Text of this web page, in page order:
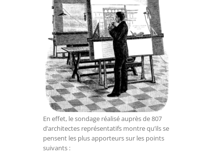
En effet, le sondage réalisé auprès de 807
d’architectes représentatifs montre qu’ils se
pensent les plus apporteurs sur les points
suivants :